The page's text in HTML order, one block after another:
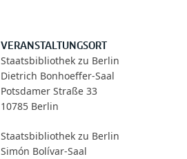
VERANSTALTUNGSORT
Staatsbibliothek zu Berlin
Dietrich Bonhoeffer-Saal
Potsdamer Straße 33
10785 Berlin
Staatsbibliothek zu Berlin
Simón Bolívar-Saal